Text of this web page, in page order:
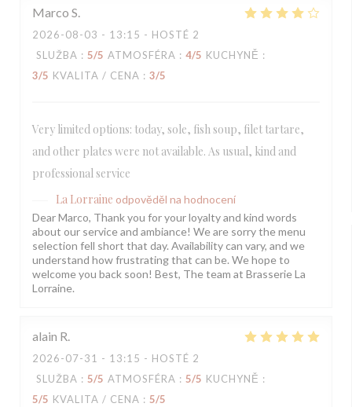
Marco S
2026-08-03 - 13:15 - HOSTÉ 2
SLUŽBA : 5/5 ATMOSFÉRA : 4/5 KUCHYNĚ :
3/5 KVALITA / CENA : 3/5
Very limited options: today, sole, fish soup, filet tartare,
and other plates were not available. As usual, kind and
professional service
La Lorraine odpověděl na hodnocení
Dear Marco, Thank you for your loyalty and kind words
about our service and ambiance! We are sorry the menu
selection fell short that day. Availability can vary, and we
understand how frustrating that can be. We hope to
welcome you back soon! Best, The team at Brasserie La
Lorraine.
alain R
2026-07-31 - 13:15 - HOSTÉ 2
SLUŽBA : 5/5 ATMOSFÉRA : 5/5 KUCHYNĚ :
5/5 KVALITA / CENA : 5/5